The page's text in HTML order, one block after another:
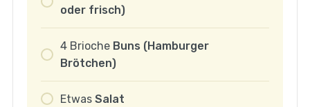
oder frisch)
4 Brioche Buns (Hamburger
Brötchen)
Etwas Salat